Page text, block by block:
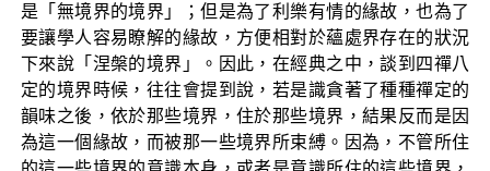
是「無境界的境界」；但是為了利樂有情的緣故，也為了
要讓學人容易瞭解的緣故，方便相對於蘊處界存在的狀況
下來說「涅槃的境界」。因此，在經典之中，談到四禪八
定的境界時候，往往會提到說，若是識貪著了種種禪定的
韻味之後，依於那些境界，住於那些境界，結果反而是因
為這一個緣故，而被那一些境界所束縛。因為，不管所住